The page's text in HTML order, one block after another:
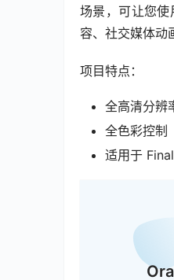
场景，可让您
容、社交媒体动
项目特点：
全高清分辨
全色彩控制
适用于